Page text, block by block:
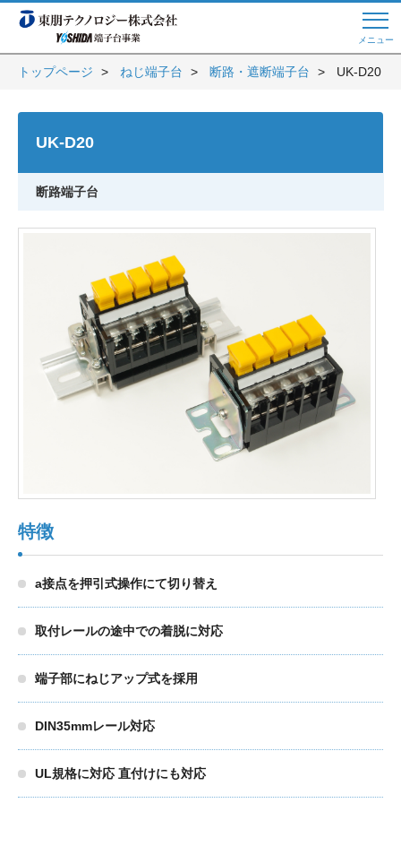
メニュー
よくある質問
会員登録
品質への取り組み
トップページ ねじ端子台 断路・遮断端子台 UK-D20
UK-D20
断路端子台
特徴
a接点を押引式操作にて切り替え
取付レールの途中での着脱に対応
端子部にねじアップ式を採用
DIN35mmレール対応
UL規格に対応 直付けにも対応